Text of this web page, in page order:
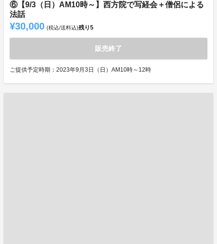
⑥【9/3（日）AM10時～】西方院で写経会＋僧侶による
法話
¥30,000 (税込/送料込)残り5
販売終了
ご提供予定時期：2023年9月3日（日）AM10時～12時